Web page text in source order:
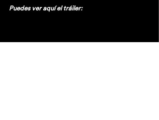
Puedes ver aquí el tráiler: